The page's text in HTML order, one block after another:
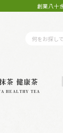
創業八十
茶 健康茶
HEALTHY TEA